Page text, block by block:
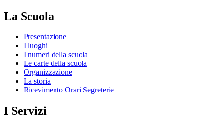
La Scuola
Presentazione
I luoghi
I numeri della scuola
Le carte della scuola
Organizzazione
La storia
Ricevimento Orari Segreterie
I Servizi